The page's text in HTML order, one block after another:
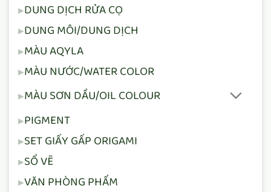
DUNG DỊCH RỬA CỌ
DUNG MÔI/DUNG DỊCH
MÀU AQYLA
MÀU NƯỚC/WATER COLOR
MÀU SƠN DẦU/OIL COLOUR
PIGMENT
SET GIẤY GẤP ORIGAMI
SỔ VẼ
VĂN PHÒNG PHẨM